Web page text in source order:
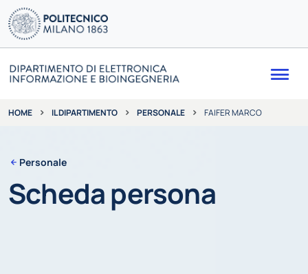
HOME IL DIPARTIMENTO PERSONALE FAIFER MARCO
Personale
Scheda persona